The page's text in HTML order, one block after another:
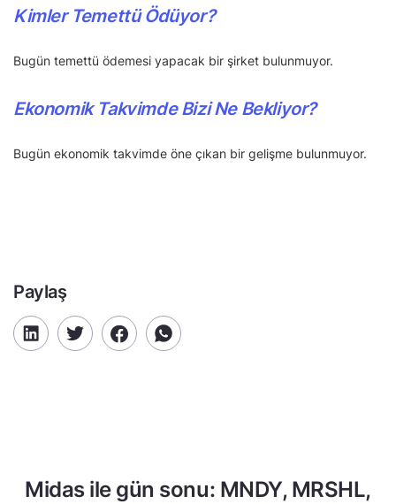
Kimler Temettü Ödüyor?
Bugün temettü ödemesi yapacak bir şirket bulunmuyor.
Ekonomik Takvimde Bizi Ne Bekliyor?
Bugün ekonomik takvimde öne çıkan bir gelişme bulunmuyor.
Paylaş
Midas ile gün sonu: MNDY, MRSHL,